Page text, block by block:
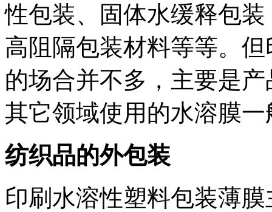
性包装、固体水缓释包
高阻隔包装材料等等。
的场合并不多，主要是
其它领域使用的水溶膜
纺织品的外包装
印刷水溶性塑料包装薄